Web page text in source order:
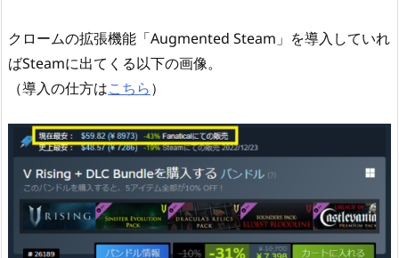
クロームの拡張機能「Augmented Steam」を導入していれ
ばSteamに出てくる以下の画像。
（導入の仕方はこちら）